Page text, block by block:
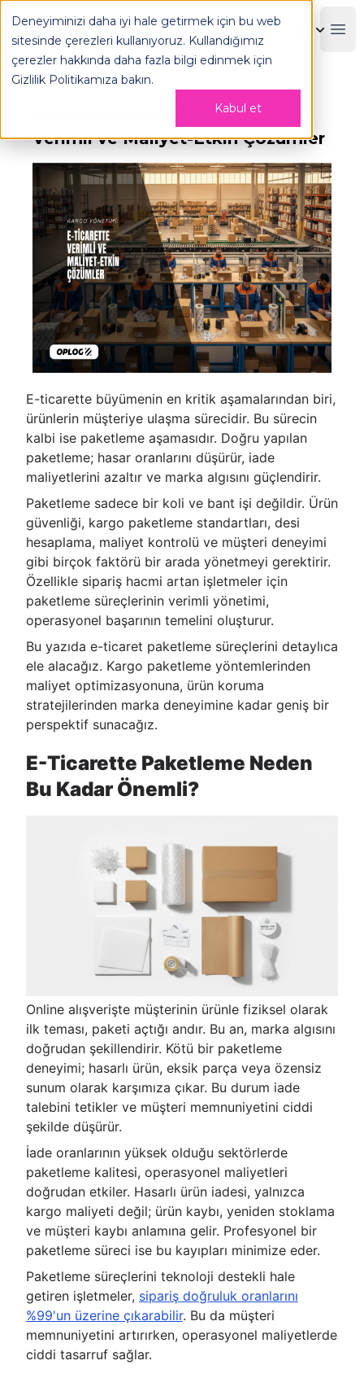
Deneyiminizi daha iyi hale getirmek için bu web
sitesinde çerezleri kullanıyoruz. Kullandığımız
çerezler hakkında daha fazla bilgi edinmek için
Gizlilik Politikamıza bakın.
Kabul et
OPLOG
Paketleme Süreçleri: E-Ticarette
Verimli ve Maliyet-Etkin Çözümler
E-ticarette büyümenin en kritik aşamalarından biri,
ürünlerin müşteriye ulaşma sürecidir. Bu sürecin
kalbi ise paketleme aşamasıdır. Doğru yapılan
paketleme; hasar oranlarını düşürür, iade
maliyetlerini azaltır ve marka algısını güçlendirir.
Paketleme sadece bir koli ve bant işi değildir. Ürün
güvenliği, kargo paketleme standartları, desi
hesaplama, maliyet kontrolü ve müşteri deneyimi
gibi birçok faktörü bir arada yönetmeyi gerektirir.
Özellikle sipariş hacmi artan işletmeler için
paketleme süreçlerinin verimli yönetimi,
operasyonel başarının temelini oluşturur.
Bu yazıda e-ticaret paketleme süreçlerini detaylıca
ele alacağız. Kargo paketleme yöntemlerinden
maliyet optimizasyonuna, ürün koruma
stratejilerinden marka deneyimine kadar geniş bir
perspektif sunacağız.
E-Ticarette Paketleme Neden
Bu Kadar Önemli?
Online alışverişte müşterinin ürünle fiziksel olarak
ilk teması, paketi açtığı andır. Bu an, marka algısını
doğrudan şekillendirir. Kötü bir paketleme
deneyimi; hasarlı ürün, eksik parça veya özensiz
sunum olarak karşımıza çıkar. Bu durum iade
talebini tetikler ve müşteri memnuniyetini ciddi
şekilde düşürür.
İade oranlarının yüksek olduğu sektörlerde
paketleme kalitesi, operasyonel maliyetleri
doğrudan etkiler. Hasarlı ürün iadesi, yalnızca
kargo maliyeti değil; ürün kaybı, yeniden stoklama
ve müşteri kaybı anlamına gelir. Profesyonel bir
paketleme süreci ise bu kayıpları minimize eder.
Paketleme süreçlerini teknoloji destekli hale
getiren işletmeler, sipariş doğruluk oranlarını
%99'un üzerine çıkarabilir. Bu da müşteri
memnuniyetini artırırken, operasyonel maliyetlerde
ciddi tasarruf sağlar.